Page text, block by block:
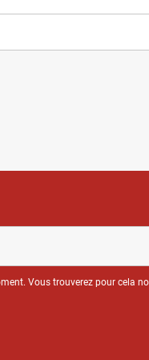
Vous trouverez pour cela